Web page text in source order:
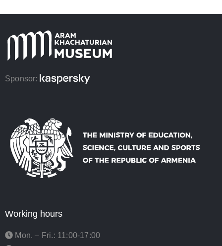
Sponsor:
Working hours
Mon. – Fri.: 11:00-17:00